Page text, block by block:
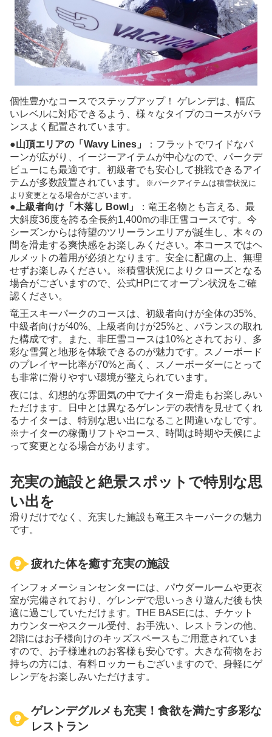
個性豊かなコースでステップアップ！ ゲレンデは、幅広
いレベルに対応できるよう、様々なタイプのコースがバラ
ンスよく配置されています。
●山頂エリアの「Wavy Lines」
：フラットでワイドなバ
ーンが広がり、イージーアイテムが中心なので、パークデ
ビューにも最適です。初級者でも安心して挑戦できるアイ
テムが多数設置されています。
※パークアイテムは積雪状況に
より変更となる場合がございます。
●上級者向け「木落し Bowl」
：竜王名物とも言える、最
大斜度36度を誇る全長約1,400mの非圧雪コースです。今
シーズンからは待望のツリーランエリアが誕生し、木々の
間を滑走する爽快感をお楽しみください。本コースではヘ
ルメットの着用が必須となります。安全に配慮の上、無理
せずお楽しみください。※積雪状況によりクローズとなる
場合がございますので、公式HPにてオープン状況をご確
認ください。
竜王スキーパークのコースは、初級者向けが全体の35%、
中級者向けが40%、上級者向けが25%と、バランスの取れ
た構成です。また、非圧雪コースは10%とされており、多
彩な雪質と地形を体験できるのが魅力です。スノーボード
のプレイヤー比率が70%と高く、スノーボーダーにとって
も非常に滑りやすい環境が整えられています。
夜には、幻想的な雰囲気の中でナイター滑走もお楽しみい
ただけます。日中とは異なるゲレンデの表情を見せてくれ
るナイターは、特別な思い出になること間違いなしです。
※ナイターの稼働リフトやコース、時間は時期や天候によ
って変更となる場合があります。
充実の施設と絶景スポットで特別な思
い出を
滑りだけでなく、充実した施設も竜王スキーパークの魅力
です。
疲れた体を癒す充実の施設
インフォメーションセンターには、パウダールームや更衣
室が完備されており、ゲレンデで思いっきり遊んだ後も快
適に過ごしていただけます。THE BASEには、チケット
カウンターやスクール受付、お⼿洗い、レストランの他、
2階にはお子様向けのキッズスペースもご用意されていま
すので、お子様連れのお客様も安心です。大きな荷物をお
持ちの方には、有料ロッカーもございますので、身軽にゲ
レンデをお楽しみいただけます。
ゲレンデグルメも充実！食欲を満たす多彩な
レストラン